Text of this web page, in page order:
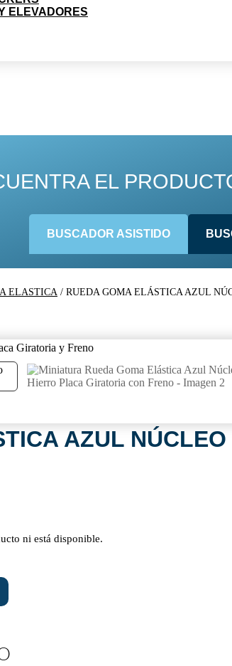
ELEVADORES
EL
BUSCADOR ASISTIDO
ELASTICA / RUEDA GOMA ELÁSTICA AZUL
AZUL
ni está disponible.